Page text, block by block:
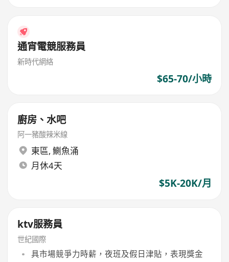
通宵電競服務員
新時代網絡
$65-70/小時
廚房、水吧
阿一豬酸辣米線
東區, 鰂魚涌
月休4天
$5K-20K/月
ktv服務員
世紀國際
具市場競爭力時薪，夜班及假日津貼，表現獎金